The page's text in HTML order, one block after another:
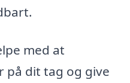
med at
på dit tag og give